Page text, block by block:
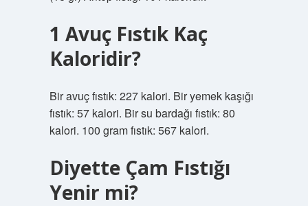
1 Avuç Fıstık Kaç
Kaloridir?
Bir avuç fıstık: 227 kalori. Bir yemek kaşığı
fıstık: 57 kalori. Bir su bardağı fıstık: 80
kalori. 100 gram fıstık: 567 kalori.
Diyette Çam Fıstığı
Yenir mi?